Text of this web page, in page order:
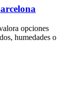
opciones
humedades o